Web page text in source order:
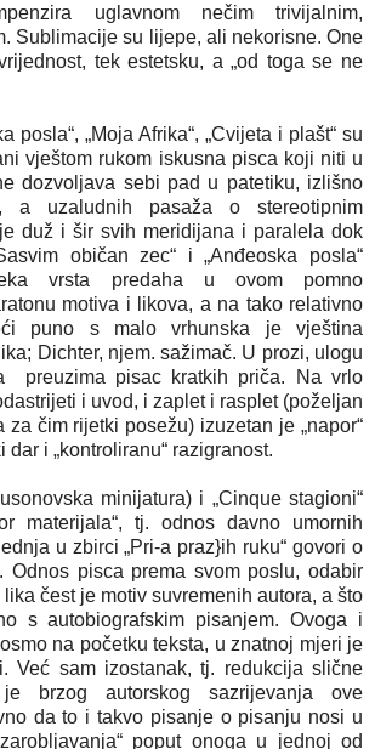
uglavnom nečim trivijalnim,
Sublimacije su lijepe, ali nekorisne. One
tek estetsku, a „od toga se ne
posla“, „Moja Afrika“, „Cvijeta i plašt“ su
vještom rukom iskusna pisca koji niti u
dozvoljava sebi pad u patetiku, izlišno
a uzaludnih pasaža o stereotipnim
duž i šir svih meridijana i paralela dok
običan zec“ i „Anđeoska posla“
vrsta predaha u ovom pomno
motiva i likova, a na tako relativno
puno s malo vrhunska je vještina
Dichter, njem. sažimač. U prozi, ulogu
preuzima pisac kratkih priča. Na vrlo
i uvod, i zaplet i rasplet (poželjan
za čim rijetki posežu) izuzetan je „napor“
i „kontroliranu“ razigranost.
minijatura) i „Cinque stagioni“
materijala“, tj. odnos davno umornih
u zbirci „Pri-a praz}ih ruku“ govori o
Odnos pisca prema svom poslu, odabir
čest je motiv suvremenih autora, a što
s autobiografskim pisanjem. Ovoga i
na početku teksta, u znatnoj mjeri je
Već sam izostanak, tj. redukcija slične
brzog autorskog sazrijevanja ove
da to i takvo pisanje o pisanju nosi u
poput onoga u jednoj od